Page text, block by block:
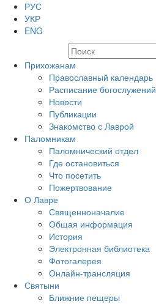
РУС
УКР
ENG
Прихожанам
Православный календарь
Расписание богослужений
Новости
Публикации
Знакомство с Лаврой
Паломникам
Паломнический отдел
Где остановиться
Что посетить
Пожертвование
О Лавре
Священноначалие
Общая информация
История
Электронная библиотека
Фотогалерея
Онлайн-трансляция
Святыни
Ближние пещеры